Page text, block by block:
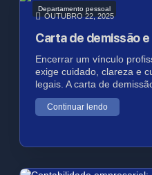
Departamento pessoal
OUTUBRO 22, 2025
Carta de demissão
Encerrar um vínculo
exige cuidado, clareza e
legais. A carta de
Continuar lendo